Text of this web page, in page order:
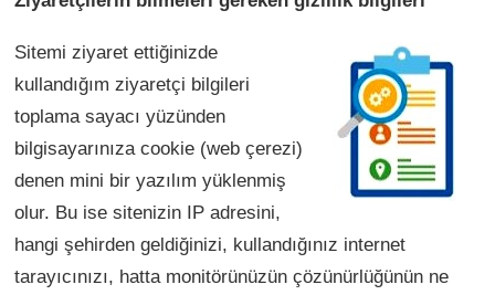
Sitemi ziyaret ettiğinizde
kullandığım ziyaretçi bilgileri
toplama sayacı yüzünden
bilgisayarınıza cookie (web çerezi)
denen mini bir yazılım yüklenmiş
olur. Bu ise sitenizin IP adresini,
hangi şehirden geldiğinizi, kullandığınız internet
tarayıcınızı, hatta monitörünüzün çözünürlüğünün ne